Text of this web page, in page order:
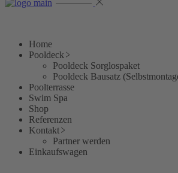
Home
Pooldeck
Pooldeck Sorglospaket
Pooldeck Bausatz
Poolterrasse
Swim Spa
Shop
Referenzen
Kontakt
Partner werden
Einkaufswagen